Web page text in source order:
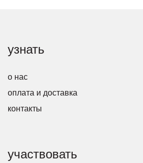
узнать
о нас
оплата и доставка
контакты
участвовать